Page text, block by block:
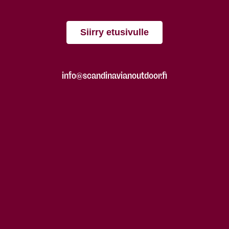
Siirry etusivulle
info@scandinavianoutdoor.fi